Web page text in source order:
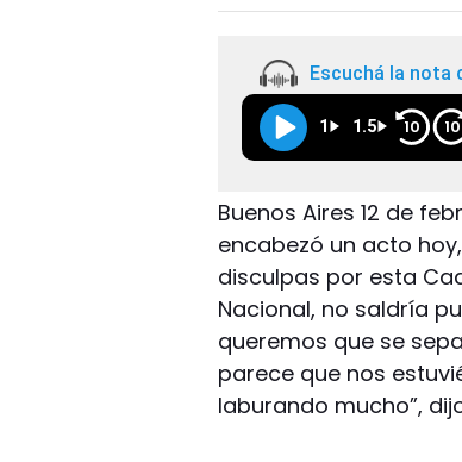
Escuchá la nota
1 1.5 10 10
Buenos Aires 12 de
encabezó un acto
disculpas por esta
Nacional, no saldría
queremos que se
parece que nos
laburando mucho”,